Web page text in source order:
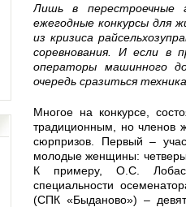
Лишь в перестроечные
ежегодные конкурсы для
из кризиса
соревнования. И если в
операторы машинного
очередь сразиться
Многое на конкурсе,
традиционным, но членов
сюрпризов. Первый –
молодые женщины:
К примеру, О.С.
специальности
(СПК «Быданово») –